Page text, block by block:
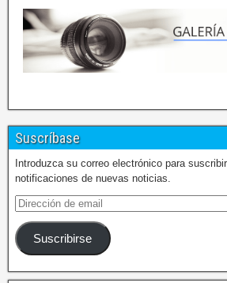
Suscríbase
Introduzca su correo electrónico para
notificaciones de nuevas noticias.
Suscribirse